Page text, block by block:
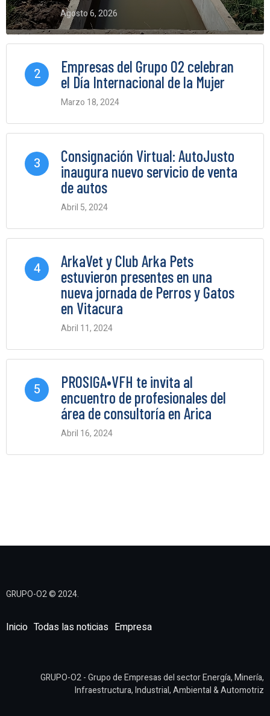
Agosto 6, 2026
0 Comments
2
Empresas del Grupo O2 celebran
el Día Internacional de la Mujer
Marzo 18, 2024
3
Consignación Virtual: AutoJusto
inaugura nuevo servicio de venta
de autos
Abril 5, 2024
4
ArkaVet y Club Arka Pets
estuvieron presentes en una
nueva jornada de Perros y Gatos
en Vitacura
Abril 11, 2024
5
PROSIGA•VFH te invita al
encuentro de profesionales del
área de consultoría en Arica
Abril 16, 2024
GRUPO-O2 © 2024.
Inicio Todas las noticias Empresa
GRUPO-O2 - Grupo de Empresas del sector Energía, Minería,
Infraestructura, Industrial, Ambiental & Automotriz